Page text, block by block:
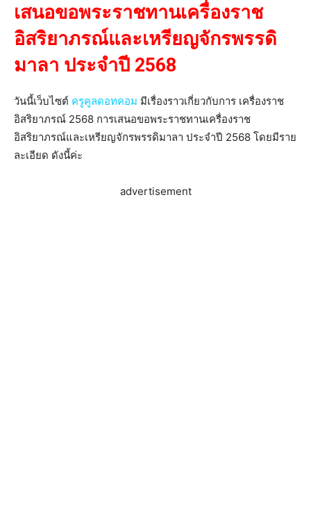
เสนอขอพระราชทานเครื่องราช
อิสริยาภรณ์และเหรียญจักรพรรดิ
มาลา ประจำปี 2568
วันนี้เว็บไซต์ ครูคูลดอทคอม มีเรื่องราวเกี่ยวกับการ เครื่องราช
อิสริยาภรณ์ 2568 การเสนอขอพระราชทานเครื่องราช
อิสริยาภรณ์และเหรียญจักรพรรดิมาลา ประจำปี 2568 โดยมีราย
ละเอียด ดังนี้ค่ะ
advertisement